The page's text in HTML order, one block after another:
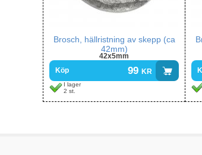
Brosch, hällristning av skepp (ca
42mm)
42x5mm
Köp
99 kr
I lager
2 st.